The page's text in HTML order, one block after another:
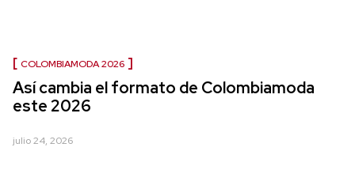
COLOMBIAMODA 2026
Así cambia el formato de Colombiamoda
este 2026
julio 24, 2026